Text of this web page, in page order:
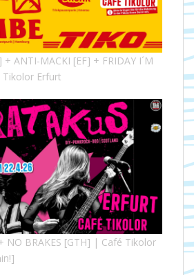
+ ANTI-MACKI [EF] + FRIDAY I´M
Erfurt
NO BRAKES [GTH] | Café Tikolor